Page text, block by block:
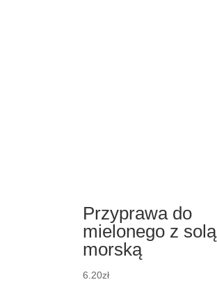
Przyprawa do
mielonego z solą
morską
6.20zł